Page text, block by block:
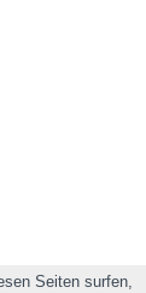
Seiten surfen,